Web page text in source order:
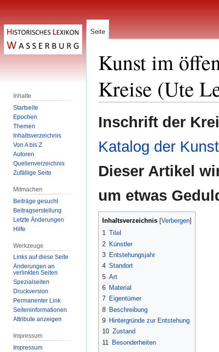
Kunst im
Kreise (Ute
Zur
Navigation
Zur
Suche
Inschrift der
Katalog der
Dieser Artikel
um etwas
Inhaltsverzeichnis
1 Titel
2 Künstler
3 Entstehungsjahr
4 Standort
5 Art
6 Material
7 Eigentümer
8 Beschreibung
9 Hintergründe zur Entstehung
10 Zustand
11
Besonderheiten
Seite
Inhalte
Startseite
Epochen
Themen
Inhaltsverzeichnis
Von A bis Z
Autoren
Quellenverzeichnis
Zufällige Seite
Mitmachen
Beiträge gesucht
Beitragserstellung
Letzte Änderungen
Hilfe
Werkzeuge
Links auf diese Seite
Änderungen an
verlinkten Seiten
Spezialseiten
Druckversion
Permanenter Link
Seiten­­informationen
Attribute anzeigen
Impressum
Impressum